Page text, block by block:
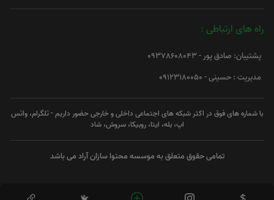
راه های ارتباطی :
پشتیبان: صادق پور - 09378608043
مدیریت : حسینی - 09123180050
با شماره های فوق در اکثر شبکه های اجتماعی داخلی و خارجی حضور داریم - تلگرام، واتس
اپ، بله، ایتا، روبیکا، سروش، شاد
تمامی حقوق متعلق به موسسه محتوا سازان آراد می باشد